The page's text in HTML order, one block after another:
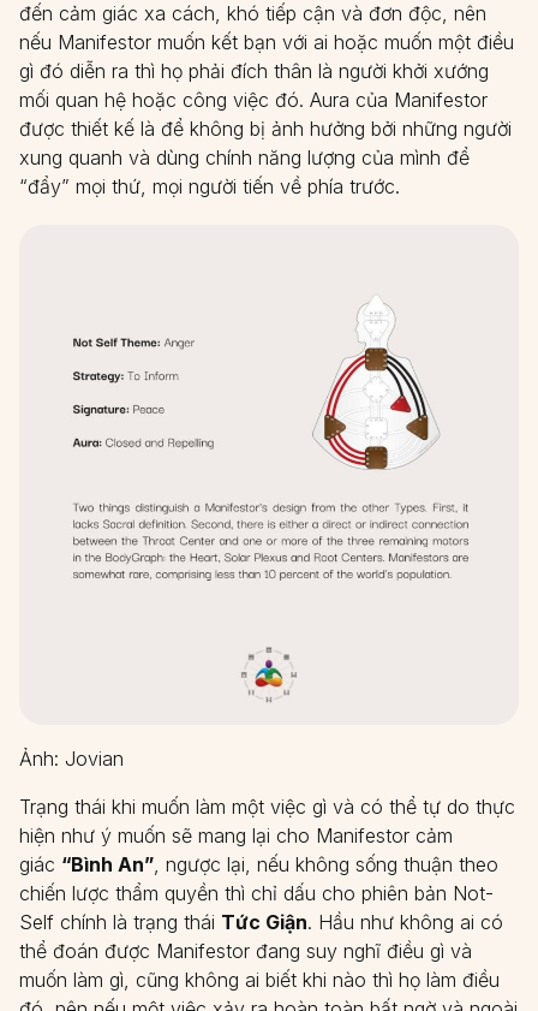
đến cảm giác xa cách, khó tiếp cận và đơn độc, nên
nếu Manifestor muốn kết bạn với ai hoặc muốn một điều
gì đó diễn ra thì họ phải đích thân là người khởi xướng
mối quan hệ hoặc công việc đó. Aura của Manifestor
được thiết kế là để không bị ảnh hưởng bởi những người
xung quanh và dùng chính năng lượng của mình để
“đẩy” mọi thứ, mọi người tiến về phía trước.
Ảnh: Jovian
Trạng thái khi muốn làm một việc gì và có thể tự do thực
hiện như ý muốn sẽ mang lại cho Manifestor cảm
giác “Bình An”, ngược lại, nếu không sống thuận theo
chiến lược thẩm quyền thì chỉ dấu cho phiên bản Not-
Self chính là trạng thái Tức Giận. Hầu như không ai có
thể đoán được Manifestor đang suy nghĩ điều gì và
muốn làm gì, cũng không ai biết khi nào thì họ làm điều